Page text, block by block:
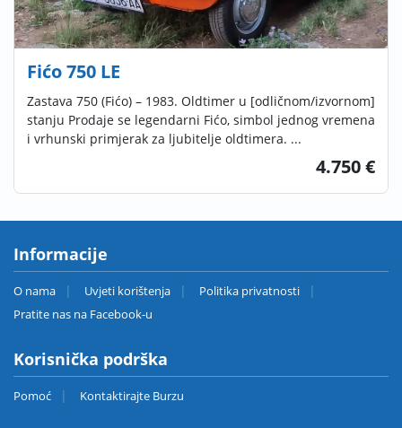
Fićo 750 LE
Zastava 750 (Fićo) – 1983. Oldtimer u [odličnom/izvornom]
stanju Prodaje se legendarni Fićo, simbol jednog vremena
i vrhunski primjerak za ljubitelje oldtimera. ...
4.750 €
Informacije
O nama Uvjeti korištenja
Politika privatnosti
Pratite nas na Facebook-u
Korisnička podrška
Pomoć Kontaktirajte Burzu